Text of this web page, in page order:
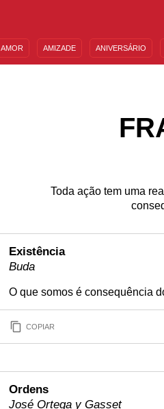
AMOR AMIZADE ANIVERSÁRIO
Toda ação tem uma
Existência
Buda
O que somos é consequência
COPIAR
Ordens
José Ortega y Gasset